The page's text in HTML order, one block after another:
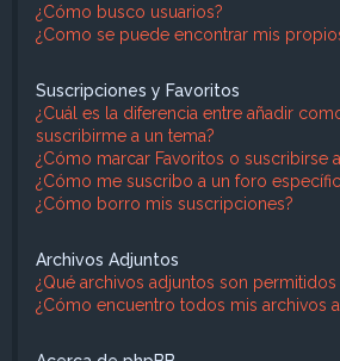
¿Cómo busco usuarios?
¿Como se puede encontrar mis
Suscripciones y Favoritos
¿Cuál es la diferencia entre añadir
suscribirme a un tema?
¿Cómo marcar Favoritos o suscribirse
¿Cómo me suscribo a un foro
¿Cómo borro mis suscripciones?
Archivos Adjuntos
¿Qué archivos adjuntos son
¿Cómo encuentro todos mis archivos